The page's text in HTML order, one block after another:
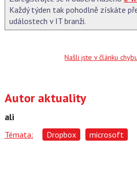
Každý týden tak pohodlně získáte
událostech v IT branži.
Našli jste v článku
Autor aktuality
ali
Témata: Dropbox microsoft